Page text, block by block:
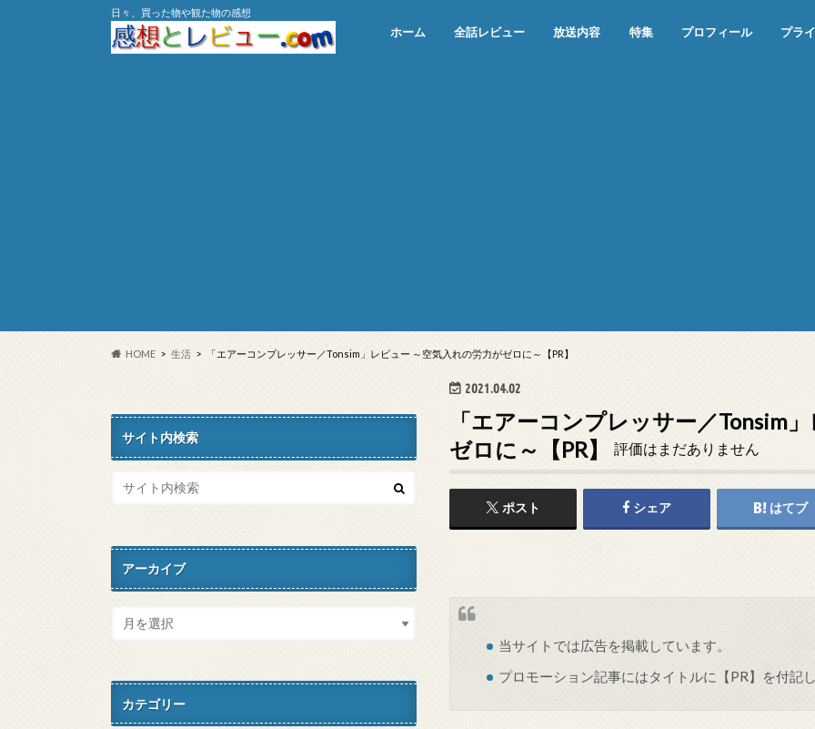
日々、買った物や観た物の感想
ホーム 全話レビュー 放送内容 特集 プロフィール プラ
HOME 生活 「エアーコンプレッサー／Tonsim」レビュー ～空気入れの労力がゼロに～【PR】
2021.04.02
「エアーコンプレッサー／Tonsim
ゼロに～【PR】
評価はまだありません
ポスト シェア はてブ
当サイトでは広告を掲載しています。
プロモーション記事にはタイトルに【PR】を付記
サイト内検索
アーカイブ
カテゴリー